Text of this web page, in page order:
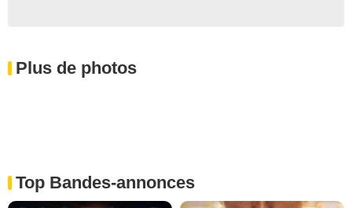
Plus de photos
Top Bandes-annonces